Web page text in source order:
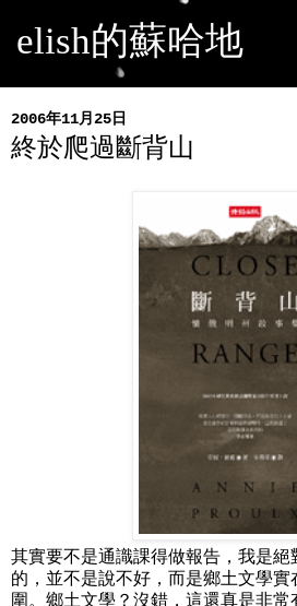
elish的蘇哈地
2006年11月25日
終於爬過斷背山
其實要不是通識課得做報告，我是絕
的，並不是說不好，而是鄉土文學實
圍。鄉土文學？沒錯，這還真是非